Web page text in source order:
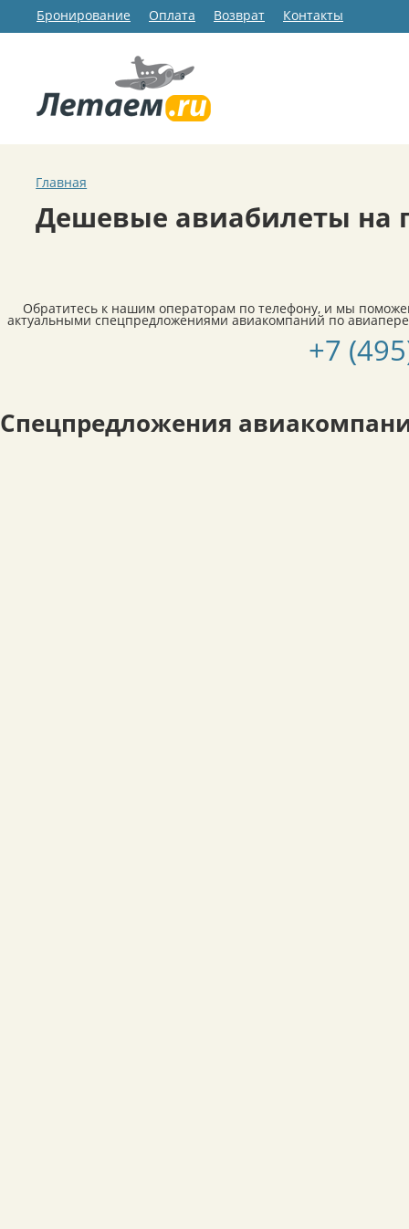
Бронирование Оплата Возврат Контакты
Главная
Дешевые авиабилеты на
Обратитесь к нашим операторам по телефону, и мы
актуальными спецпредложениями авиакомпаний по
+7
Спецпредложения